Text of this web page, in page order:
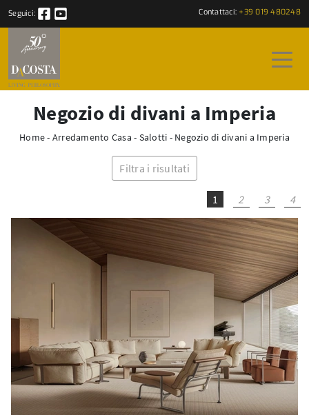
Seguici: Contattaci: +39 019 480248
Negozio di divani a Imperia
Home- Arredamento Casa - Salotti - Negozio di divani a Imperia
Filtra i risultati
1 2 3 4